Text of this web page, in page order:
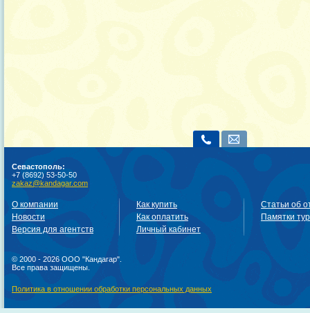
Севастополь:
+7 (8692) 53-50-50
zakaz@kandagar.com
О компании
Новости
Версия для агентств
Как купить
Как оплатить
Личный кабинет
Статьи об
Памятки
© 2000 - 2026 ООО "Кандагар".
Все права защищены.
Политика в отношении обработки персональных данных